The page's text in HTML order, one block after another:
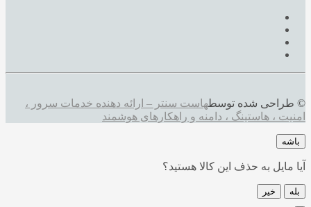
شده توسطهاست سنتر – ارائه دهنده خدمات سرور ،
، هاستینگ ، دامنه و راهکارهای هوشمند
مایل به حذف این کالا هستید؟
خیر